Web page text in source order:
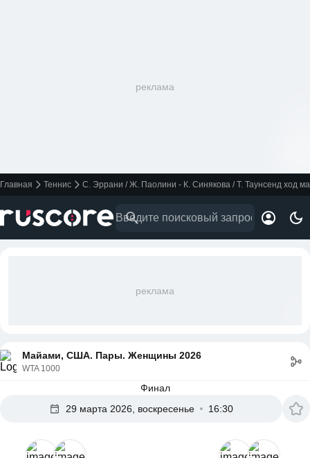
реклама
Главная Теннис С. Эррани / Ж. Паолини - К. Синякова / Т. Таунсенд ход
реклама
Майами, США. Пары. Женщины 2026
WTA 1000
Финал
29 марта 2026, воскресенье
16:30